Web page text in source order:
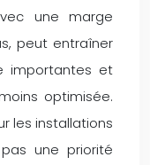
une marge
peut entraîner
importantes et
optimisée.
les installations
une priorité